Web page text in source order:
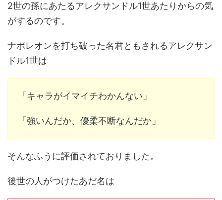
2世の孫にあたるアレクサンドル1世あたりからの気
がするのです。
ナポレオンを打ち破った名君ともされるアレクサン
ドル1世は
「キャラがイマイチわかんない」
「強いんだか、優柔不断なんだか」
そんなふうに評価されておりました。
後世の人がつけたあだ名は